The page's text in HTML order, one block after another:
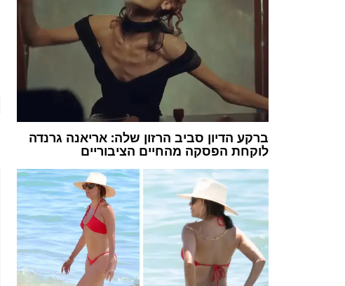
ברקע הדיון סביב הרזון שלה: אריאנה גרנדה
לוקחת הפסקה מהחיים הציבוריים